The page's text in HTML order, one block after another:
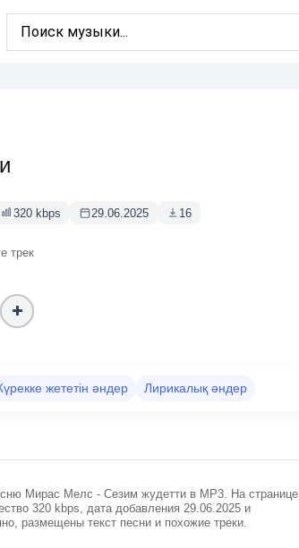
320 kbps 29.06.2025 16
трек
жететін әндер Лирикалық әндер
Мирас Мелс - Сезим жудетти в MP3. На странице
320 kbps, дата добавления 29.06.2025 и
размещены текст песни и похожие треки.